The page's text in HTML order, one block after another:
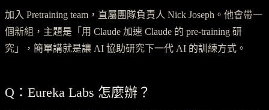
加入 Pretraining team，直屬團隊負責人 Nick Joseph。他會帶一
個新組，主題是「用 Claude 加速 Claude 的 pre-training 研
究」，簡單講就是讓 AI 協助研究下一代 AI 的訓練方式。
Q：Eureka Labs 怎麼辦？